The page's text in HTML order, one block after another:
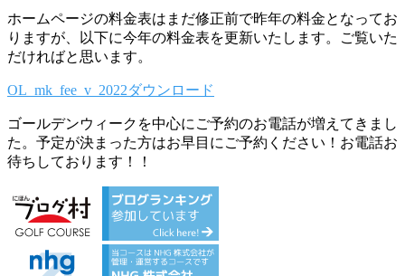
ホームページの料金表はまだ修正前で昨年の料金となってお
りますが、以下に今年の料金表を更新いたします。ご覧いた
だければと思います。
OL_mk_fee_v_2022ダウンロード
ゴールデンウィークを中心にご予約のお電話が増えてきまし
た。予定が決まった方はお早目にご予約ください！お電話お
待ちしております！！